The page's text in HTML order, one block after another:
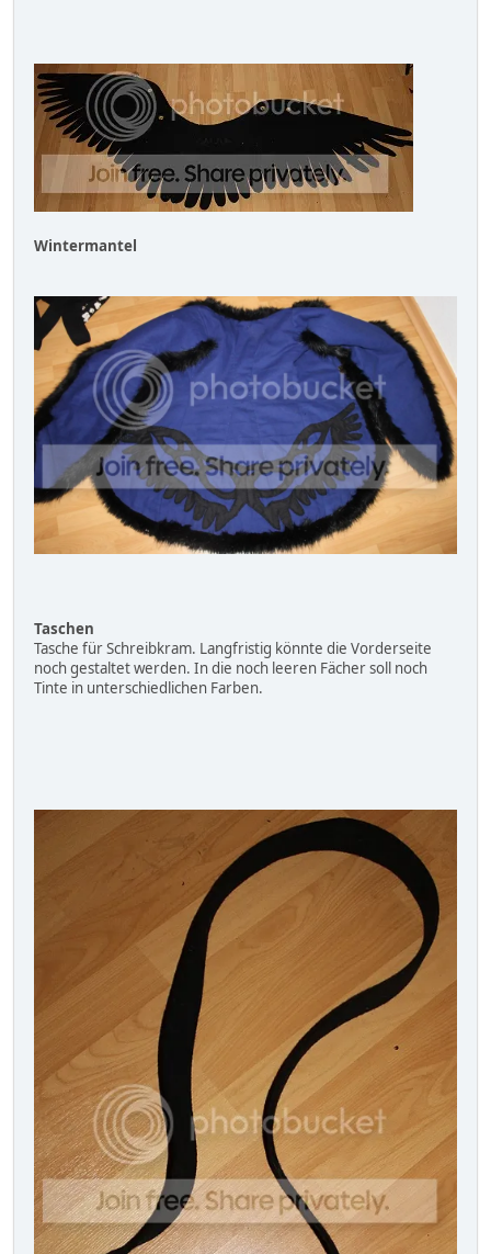
Wintermantel
Taschen
Tasche für Schreibkram. Langfristig könnte die Vorderseite
noch gestaltet werden. In die noch leeren Fächer soll noch
Tinte in unterschiedlichen Farben.